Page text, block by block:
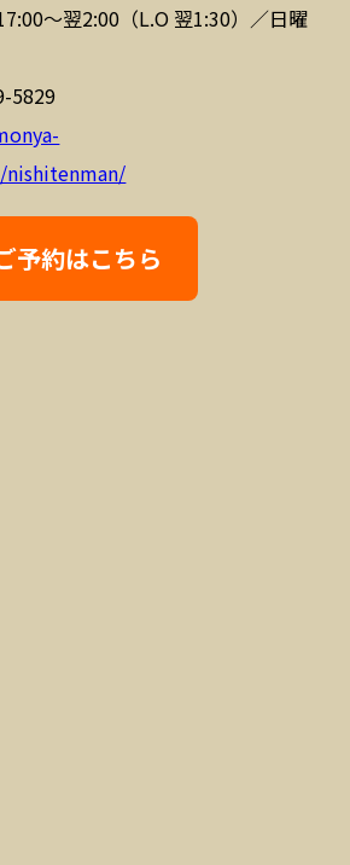
〜翌2:00（L.O 翌1:30）／日曜
5829
nishitenman/
予約はこちら